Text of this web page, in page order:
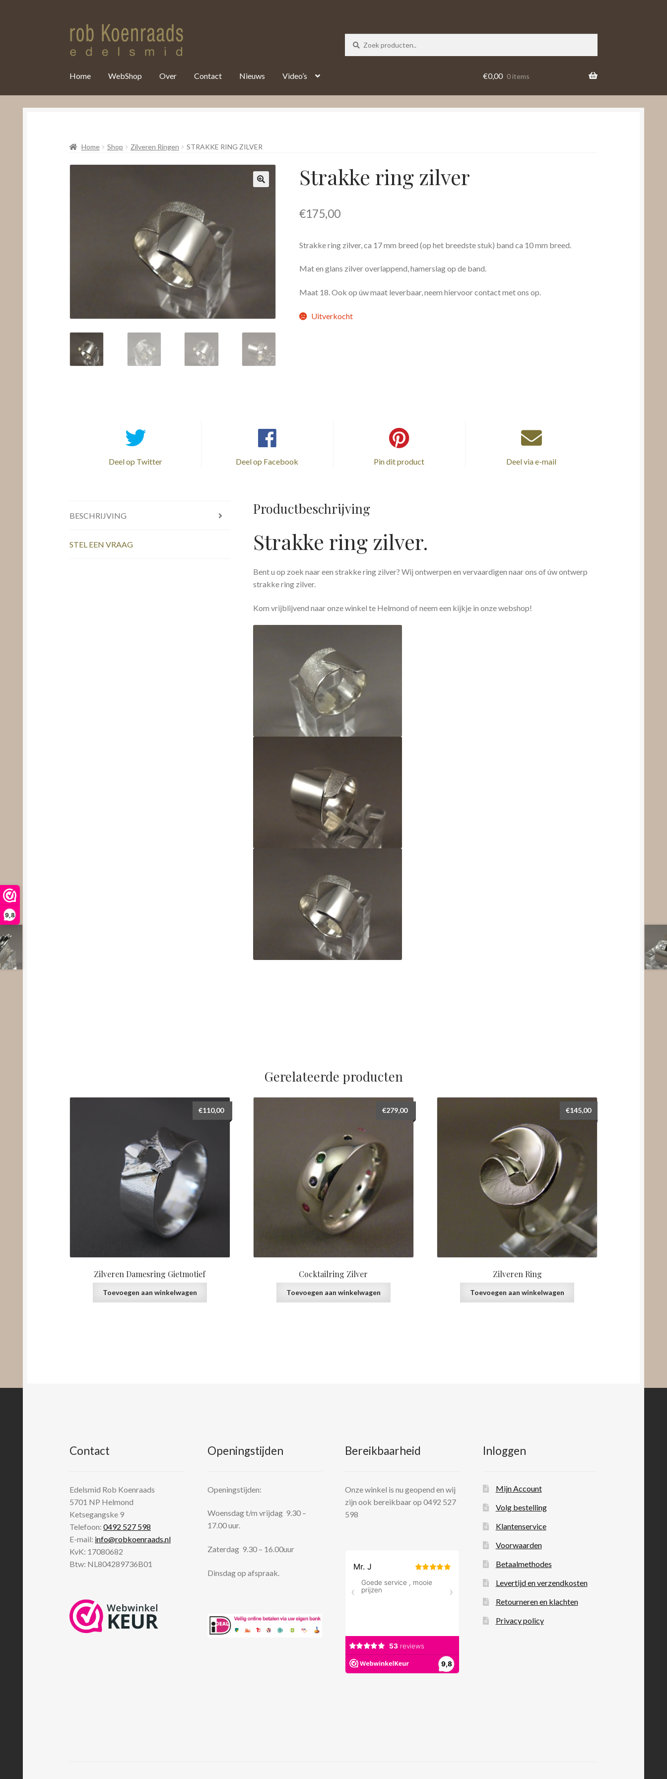
9,8
Home WebShop Over Contact Nieuws Video’s €0,00 0 items
Home Shop Zilveren Ringen STRAKKE RING ZILVER
Strakke ring zilver
€175,00
Strakke ring zilver, ca 17 mm breed (op het breedste stuk) band ca 10 mm breed.
Mat en glans zilver overlappend, hamerslag op de band.
Maat 18. Ook op úw maat leverbaar, neem hiervoor contact met ons op.
Uitverkocht
Deel op Twitter Deel op Facebook Pin dit product Deel via e-mail
BESCHRIJVING
STEL EEN VRAAG
Productbeschrijving
Strakke ring zilver.
Bent u op zoek naar een strakke ring zilver? Wij ontwerpen en vervaardigen naar ons of úw ontwerp
strakke ring zilver.
Kom vrijblijvend naar onze winkel te Helmond of neem een kijkje in onze webshop!
Gerelateerde producten
Zilveren Damesring Gietmotief
€110,00
Toevoegen aan winkelwagen
Cocktailring Zilver
€279,00
Toevoegen aan winkelwagen
Zilveren Ring
€145,00
Toevoegen aan winkelwagen
Contact
Edelsmid Rob Koenraads
5701 NP Helmond
Ketsegangske 9
Telefoon:0492 527 598
E-mail: info@robkoenraads.nl
KvK: 17080682
Btw: NL804289736B01
Openingstijden
Openingstijden:
Woensdag t/m vrijdag 9.30 –
17.00 uur.
Zaterdag 9.30 – 16.00uur
Dinsdag op afspraak.
Bereikbaarheid
Onze winkel is nu geopend en wij
zijn ook bereikbaar op 0492 527
598
Inloggen
Mijn Account
Volg bestelling
Klantenservice
Voorwaarden
Betaalmethodes
Levertijd en verzendkosten
Retourneren en klachten
Privacy policy